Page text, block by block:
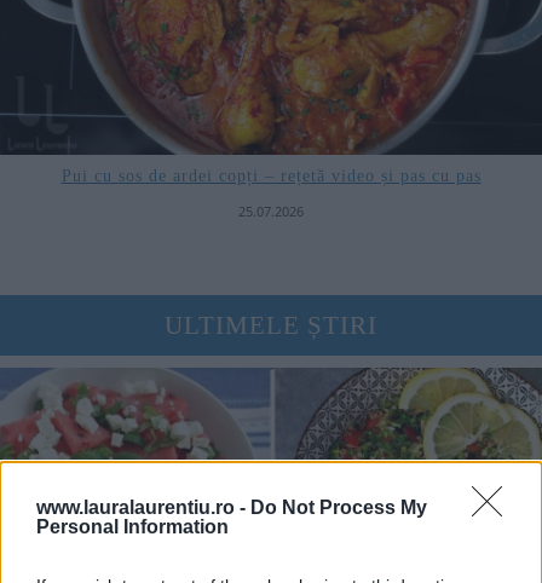
www.lauralaurentiu.ro - Do Not Process My
Personal Information
Pui cu sos de ardei copți – rețetă video și pas cu pas
25.07.2026
ULTIMELE ȘTIRI